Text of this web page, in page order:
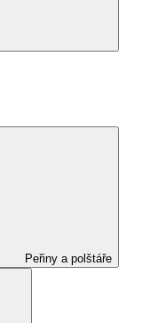
Peřiny a polštáře